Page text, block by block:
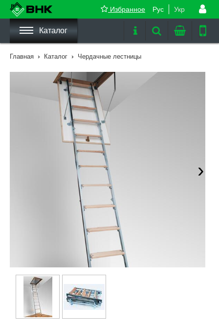
Рус Укр
Избранное
Каталог
Главная › Каталог › Чердачные лестницы
›